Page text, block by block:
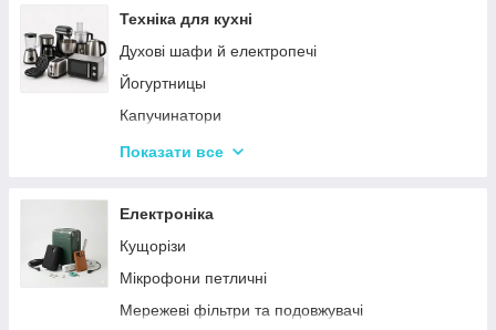
Набори для грумінгу
Машинки для видалення ковтунців
Праски
Отпариватели
Пилососи
Техніка для кухні
Духові шафи й електропечі
Йогуртницы
Капучинатори
Інша дрібна техніка
Сендвічниці та бутербродниці
Соковичавниці
Мультиварки та скороварки
Міксери
Показати все
Електроніка
Кущорізи
Мікрофони петличні
Мережеві фільтри та подовжувачі